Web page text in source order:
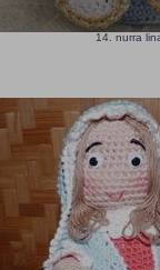
14. nurra